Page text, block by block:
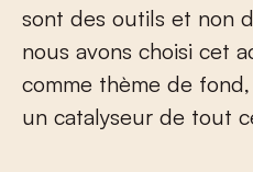
sont des outils et non
nous avons choisi cet
comme thème de fond,
un catalyseur de tout